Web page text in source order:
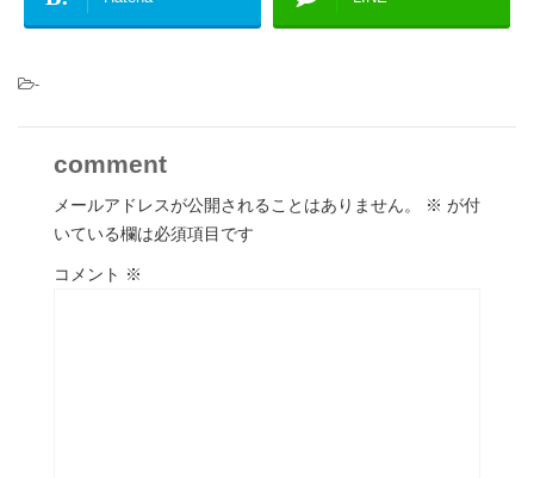
-
comment
メールアドレスが公開されることはありません。 ※ が付
いている欄は必須項目です
コメント ※